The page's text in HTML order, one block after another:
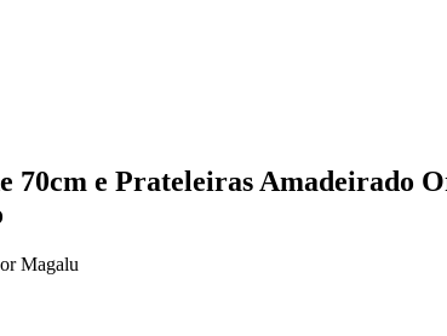
70cm e Prateleiras Amadeirado
Magalu